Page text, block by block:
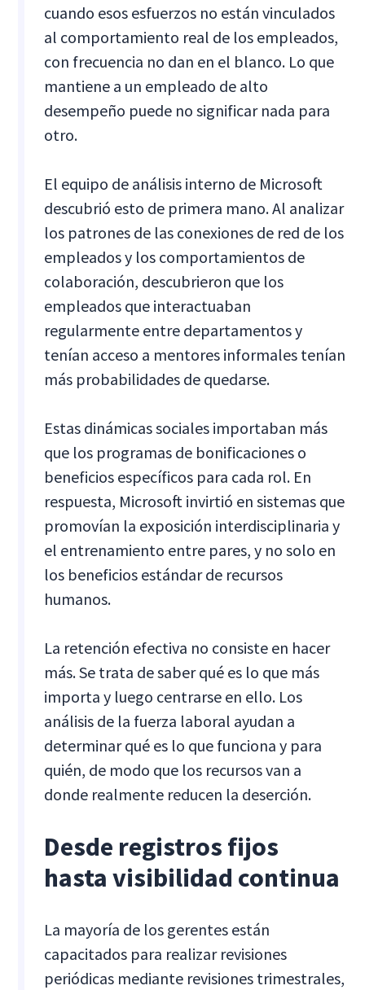
cuando esos esfuerzos no están vinculados
al comportamiento real de los empleados,
con frecuencia no dan en el blanco. Lo que
mantiene a un empleado de alto
desempeño puede no significar nada para
otro.
El equipo de análisis interno de Microsoft
descubrió esto de primera mano. Al analizar
los patrones de las conexiones de red de los
empleados y los comportamientos de
colaboración, descubrieron que los
empleados que interactuaban
regularmente entre departamentos y
tenían acceso a mentores informales tenían
más probabilidades de quedarse.
Estas dinámicas sociales importaban más
que los programas de bonificaciones o
beneficios específicos para cada rol. En
respuesta, Microsoft invirtió en sistemas que
promovían la exposición interdisciplinaria y
el entrenamiento entre pares, y no solo en
los beneficios estándar de recursos
humanos.
La retención efectiva no consiste en hacer
más. Se trata de saber qué es lo que más
importa y luego centrarse en ello. Los
análisis de la fuerza laboral ayudan a
determinar qué es lo que funciona y para
quién, de modo que los recursos van a
donde realmente reducen la deserción.
Desde registros fijos
hasta visibilidad continua
La mayoría de los gerentes están
capacitados para realizar revisiones
periódicas mediante revisiones trimestrales,